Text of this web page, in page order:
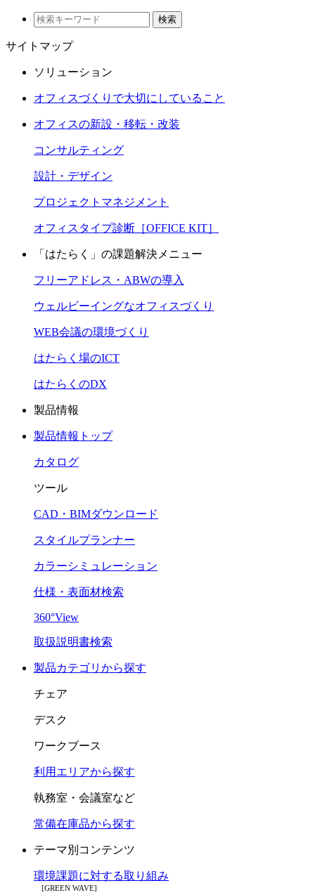
検索
サイトマップ
ソリューション
オフィスづくりで大切にしていること
オフィスの新設・移転・改装
コンサルティング
設計・デザイン
プロジェクトマネジメント
オフィスタイプ診断［OFFICE KIT］
「はたらく」の課題解決メニュー
フリーアドレス・ABWの導入
ウェルビーイングなオフィスづくり
WEB会議の環境づくり
はたらく場のICT
はたらくのDX
製品情報
製品情報トップ
カタログ
ツール
CAD・BIMダウンロード
スタイルプランナー
カラーシミュレーション
仕様・表面材検索
360°View
取扱説明書検索
製品カテゴリから探す
チェア
デスク
ワークブース
利用エリアから探す
執務室・会議室など
常備在庫品から探す
テーマ別コンテンツ
環境課題に対する取り組み
[GREEN WAVE]